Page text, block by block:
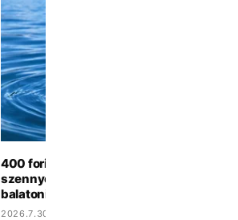
400 forintot kértek a vécéért, most
szennyezés miatt fürdési tilalmat
balatoni szabadstrandon
2026.7.30 15:56